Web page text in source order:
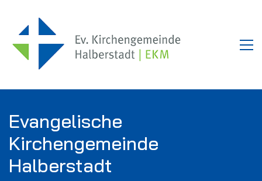
Evangelische
Kirchengemeinde
Halberstadt